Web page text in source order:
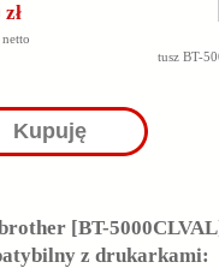
netto
Kupuję
tusz BT-
[BT-
z drukarkami: